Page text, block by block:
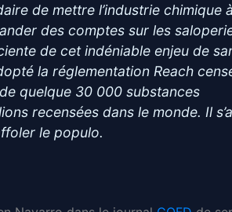
de mettre l’industrie chimique
des comptes sur les
de cet indéniable enjeu de
la réglementation Reach
quelque 30 000 substances
recensées dans le monde. Il
le populo.